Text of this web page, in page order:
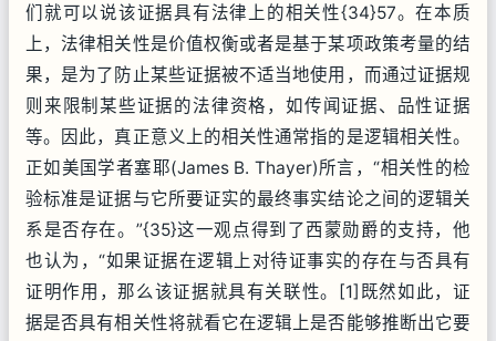
们就可以说该证据具有法律上的相关性{34}57。在本质
上，法律相关性是价值权衡或者是基于某项政策考量的结
果，是为了防止某些证据被不适当地使用，而通过证据规
则来限制某些证据的法律资格，如传闻证据、品性证据
等。因此，真正意义上的相关性通常指的是逻辑相关性。
正如美国学者塞耶(James B. Thayer)所言，“相关性的检
验标准是证据与它所要证实的最终事实结论之间的逻辑关
系是否存在。”{35}这一观点得到了西蒙勋爵的支持，他
也认为，“如果证据在逻辑上对待证事实的存在与否具有
证明作用，那么该证据就具有关联性。[1]既然如此，证
据是否具有相关性将就看它在逻辑上是否能够推断出它要